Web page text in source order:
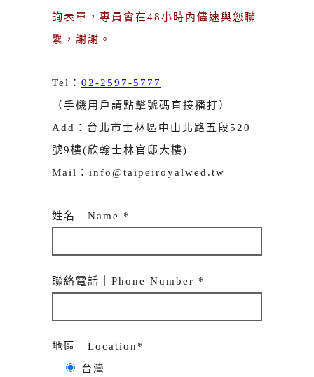
詢表單，專員會在48小時內儘速與您聯
繫，謝謝。
Tel： 02-2597-5777
（手機用戶請點擊號碼直接播打）
Add：台北市士林區中山北路五段520
號9樓(欣翰士林官邸大樓)
Mail：info@taipeiroyalwed.tw
姓名｜Name *
聯絡電話｜Phone Number *
地區｜Location*
台灣